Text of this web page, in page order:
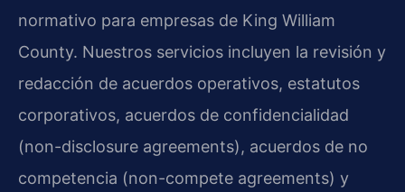
normativo para empresas de King William
County. Nuestros servicios incluyen la revisión y
redacción de acuerdos operativos, estatutos
corporativos, acuerdos de confidencialidad
(non-disclosure agreements), acuerdos de no
competencia (non-compete agreements) y